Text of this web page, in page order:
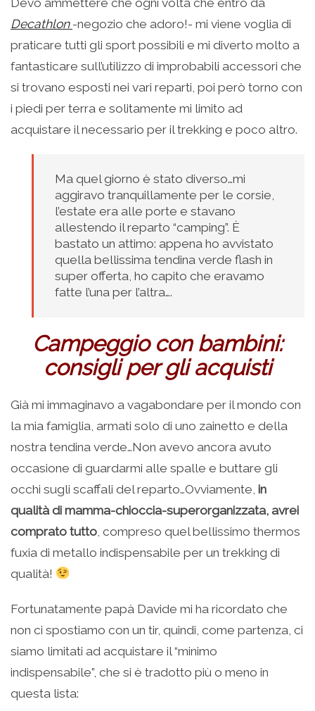
Decathlon -negozio che adoro!- mi viene voglia di
praticare tutti gli sport possibili e mi diverto molto a
fantasticare sull’utilizzo di improbabili accessori che
si trovano esposti nei vari reparti, poi però torno con
i piedi per terra e solitamente mi limito ad
acquistare il necessario per il trekking e poco altro.
Ma quel giorno è stato diverso…mi
aggiravo tranquillamente per le corsie,
l’estate era alle porte e stavano
allestendo il reparto “camping”. È
bastato un attimo: appena ho avvistato
quella bellissima tendina verde flash in
super offerta, ho capito che eravamo
fatte l’una per l’altra….
Campeggio con bambini:
consigli per gli acquisti
Già mi immaginavo a vagabondare per il mondo con
la mia famiglia, armati solo di uno zainetto e della
nostra tendina verde…Non avevo ancora avuto
occasione di guardarmi alle spalle e buttare gli
occhi sugli scaffali del reparto…Ovviamente, in
qualità di mamma-chioccia-superorganizzata, avrei
comprato tutto , compreso quel bellissimo thermos
fuxia di metallo indispensabile per un trekking di
qualità!
Fortunatamente papà Davide mi ha ricordato che
non ci spostiamo con un tir, quindi, come partenza, ci
siamo limitati ad acquistare il “minimo
indispensabile”, che si è tradotto più o meno in
questa lista: